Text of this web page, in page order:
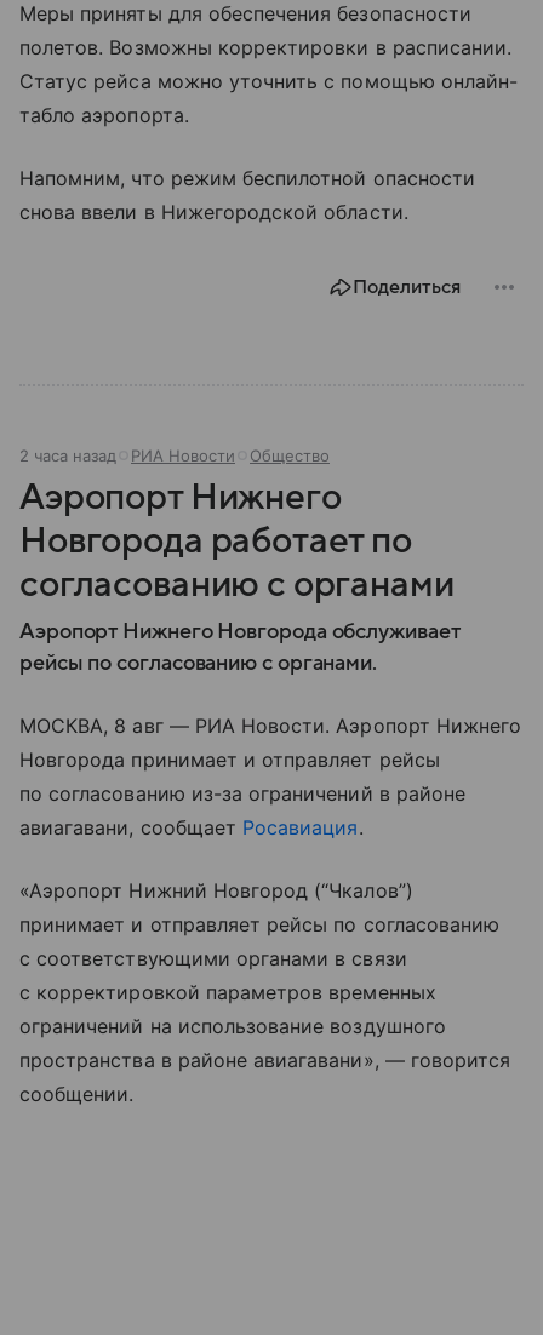
Меры приняты для обеспечения безопасности
полетов. Возможны корректировки в расписании.
Статус рейса можно уточнить с помощью онлайн-
табло аэропорта.
Напомним, что режим беспилотной опасности
снова ввели в Нижегородской области.
Поделиться
2 часа назад РИА Новости Общество
Аэропорт Нижнего
Новгорода работает по
согласованию с органами
Аэропорт Нижнего Новгорода обслуживает
рейсы по согласованию c органами.
МОСКВА, 8 авг — РИА Новости. Аэропорт Нижнего
Новгорода принимает и отправляет рейсы
по согласованию из-за ограничений в районе
авиагавани, сообщает Росавиация.
«Аэропорт Нижний Новгород (“Чкалов”)
принимает и отправляет рейсы по согласованию
с соответствующими органами в связи
с корректировкой параметров временных
ограничений на использование воздушного
пространства в районе авиагавани», — говорится
сообщении.